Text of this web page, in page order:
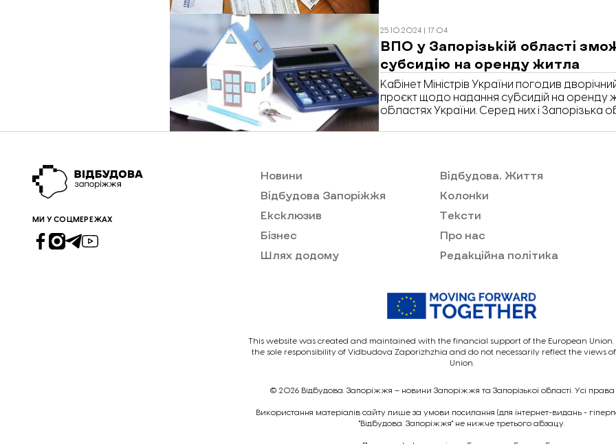
25.10.2024 | 17:04
ВПО у Запорізькій області
субсидію на оренду житла
Кабінет Міністрів України погодив
проєкт щодо надання субсидій на оренду
областях України. Серед них і Запорізька
МИ У СОЦМЕРЕЖАХ
Новини
Відбудова Запоріжжя
Ексклюзив
Бізнес
Шлях додому
Відбудова. Життя
Колонки
Тексти
Про нас
Редакційна політика
This website was created and maintained with the financial support of the European Union.
the sole responsibility of Vidbudova Zaporizhzhia and do not necessarily reflect the views
Union.
© 2026 Відбудова. Запоріжжя – новини Запоріжжя та Запорізької області. Усі права
Викориcтання матеріалів сайту лише за умови посилання (для інтернет-видань -
"Відбудова. Запоріжжя" не нижче третього абзацу.